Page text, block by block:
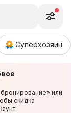
Суперхозяин
или
скидка